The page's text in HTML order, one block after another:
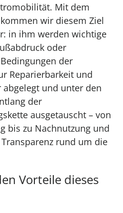
Mit dem
wir diesem Ziel
in ihm werden wichtige
oder
der
Reparierbarkeit und
abgelegt und unter den
der
ausgetauscht – von
bis zu Nachnutzung und
rund um die
Vorteile dieses